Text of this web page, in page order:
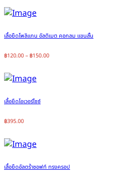
เสื้อยืดโพลิแกน อัลติเมต คอกลม แขนสั้น
฿120.00 – ฿150.00
เสื้อยืดโอเวอร์ไซซ์
฿395.00
เสื้อยืดอัลตร้าซอฟท์ ทรงครอป